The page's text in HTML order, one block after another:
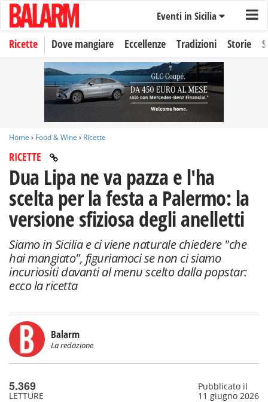
Eventi in Sicilia
Ricette Dove mangiare Eccellenze Tradizioni Storie
Home › Food & Wine › Ricette
RICETTE
Dua Lipa ne va pazza e l'ha
scelta per la festa a Palermo: la
versione sfiziosa degli anelletti
Siamo in Sicilia e ci viene naturale chiedere "che
hai mangiato", figuriamoci se non ci siamo
incuriositi davanti al menu scelto dalla popstar:
ecco la ricetta
Balarm
La redazione
5.369
LETTURE
Pubblicato il
11 giugno 2026